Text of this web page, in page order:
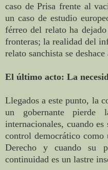
caso de Prisa frente al
un caso de estudio
férreo del relato ha
fronteras; la realidad del
relato sanchista se
El último acto: La
Llegados a este punto, la
un gobernante pierde
internacionales, cuando
control democrático como
Derecho y cuando su
continuidad es un lastre